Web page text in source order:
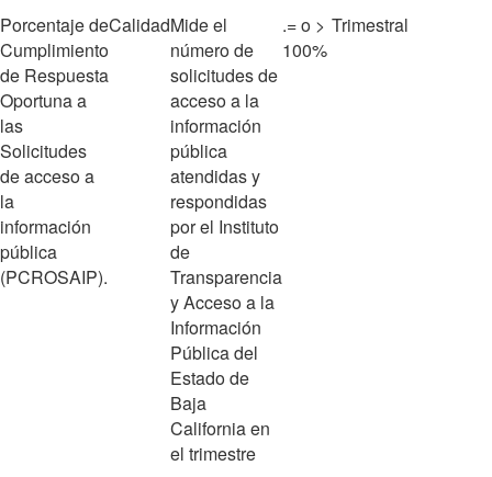
Porcentaje de
Cumplimiento
de Respuesta
Oportuna a
las
Solicitudes
de acceso a
la
información
pública
(PCROSAIP).
CalidadMide el
número de
solicitudes de
acceso a la
información
pública
atendidas y
respondidas
por el Instituto
de
Transparencia
y Acceso a la
Información
Pública del
Estado de
Baja
California en
el trimestre
.= o >
100%
Trimestral